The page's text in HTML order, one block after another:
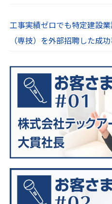
工事実績ゼロでも特定建設
（専技）を外部招聘した成